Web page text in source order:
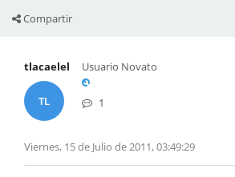
Compartir
tlacaelel
TL
Usuario Novato
1
Viernes, 15 de Julio de 2011, 03:49:29